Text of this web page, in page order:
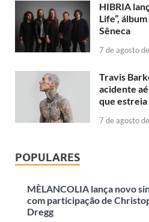
HIBRIA
Life”,
Sêneca
7 de agosto
Travis
acidente
que estreia
7 de agosto
POPULARES
MÈLANCOLIA lança novo
com participação de
Dregg